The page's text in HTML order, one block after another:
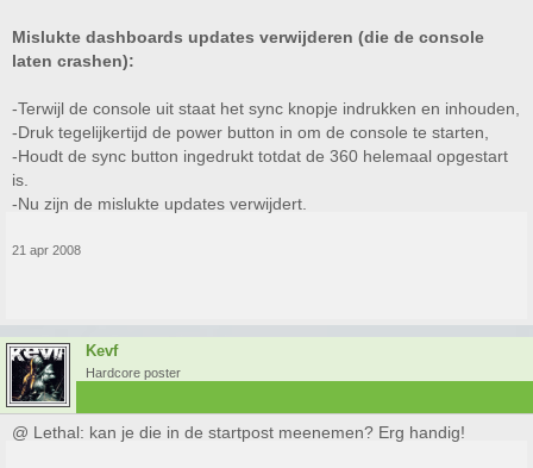
Mislukte dashboards updates verwijderen (die de console
laten crashen):
-Terwijl de console uit staat het sync knopje indrukken en inhouden,
-Druk tegelijkertijd de power button in om de console te starten,
-Houdt de sync button ingedrukt totdat de 360 helemaal opgestart
is.
-Nu zijn de mislukte updates verwijdert.
21 apr 2008
Kevf
Hardcore poster
@ Lethal: kan je die in de startpost meenemen? Erg handig!